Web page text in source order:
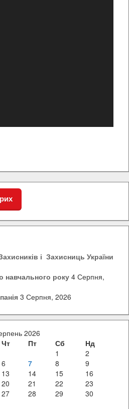
і Захисниць України
навчального року 4 Серпня,
3 Серпня, 2026
2026
Чт Пт Сб
Нд
1
2
6 7 8
9
13 14 15
16
20 21 22
23
27 28 29
30